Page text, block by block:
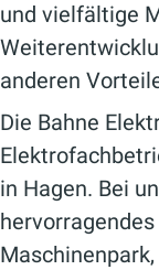
und vielfältige
anderen
Die Bahne
in Hagen. Bei